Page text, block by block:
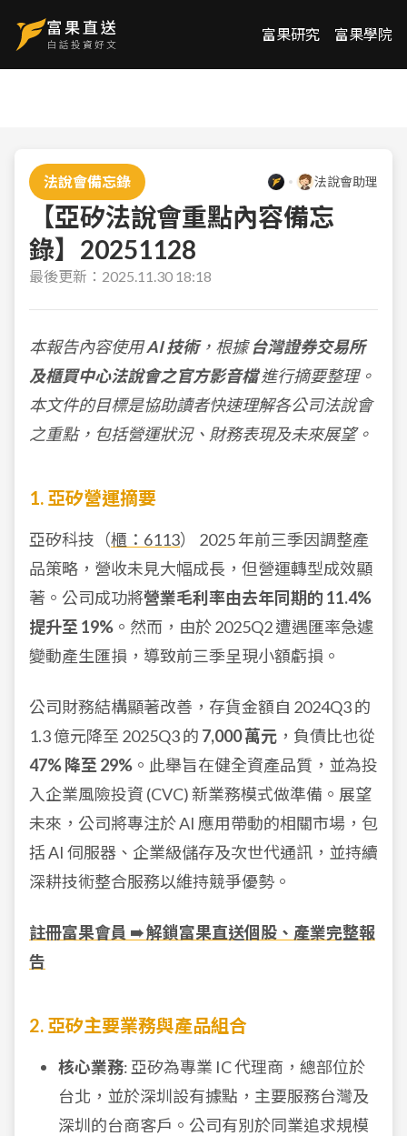
富果研究 富果學院
法說會備忘錄 法說會助理
【亞矽法說會重點內容備忘
錄】20251128
最後更新： 2025.11.30 18:18
本報告內容使用AI 技術，根據台灣證券交易所
及櫃買中心法說會之官方影音檔進行摘要整理。
本文件的目標是協助讀者快速理解各公司法說會
之重點，包括營運狀況、財務表現及未來展望。
1. 亞矽營運摘要
亞矽科技（櫃：6113） 2025 年前三季因調整產
品策略，營收未見大幅成長，但營運轉型成效顯
著。公司成功將營業毛利率由去年同期的 11.4%
提升至 19% 。然而，由於 2025Q2 遭遇匯率急遽
變動產生匯損，導致前三季呈現小額虧損。
公司財務結構顯著改善，存貨金額自 2024Q3 的
1.3 億元降至 2025Q3 的 7,000 萬元 ，負債比也從
47% 降至 29% 。此舉旨在健全資產品質，並為投
入企業風險投資 (CVC) 新業務模式做準備。展望
未來，公司將專注於 AI 應用帶動的相關市場，包
括 AI 伺服器、企業級儲存及次世代通訊，並持續
深耕技術整合服務以維持競爭優勢。
註冊富果會員 ➠ 解鎖富果直送個股、產業完整報
告
2. 亞矽主要業務與產品組合
核心業務: 亞矽為專業 IC 代理商，總部位於
台北，並於深圳設有據點，主要服務台灣及
深圳的台商客戶。公司有別於同業追求規模